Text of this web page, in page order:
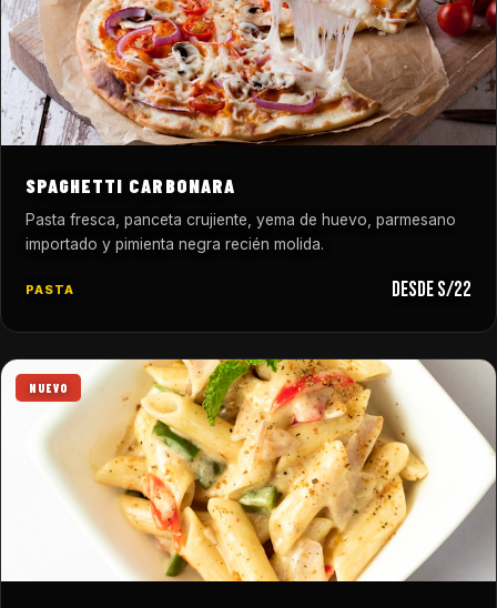
SPAGHETTI CARBONARA
Pasta fresca, panceta crujiente, yema de huevo, parmesano
importado y pimienta negra recién molida.
PASTA desde S/22
NUEVO